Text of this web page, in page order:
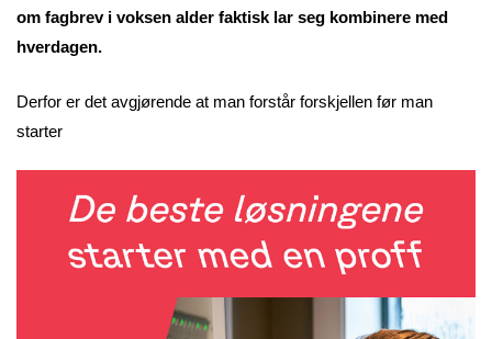
om fagbrev i voksen alder faktisk lar seg kombinere med
hverdagen.
Derfor er det avgjørende at man forstår forskjellen før man
starter